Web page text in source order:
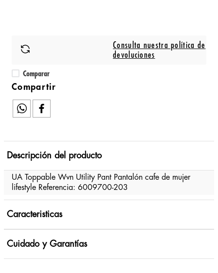
Consulta nuestra política de
devoluciones
Comparar
Descripción del producto
UA Toppable Wvn Utility Pant Pantalón cafe de mujer
lifestyle Referencia: 6009700-203
Caracteristicas
Cuidado y Garantías